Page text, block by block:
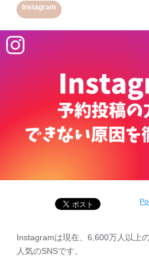
Instagram
Instagramは現在、6,600万人以上
人気のSNSです。